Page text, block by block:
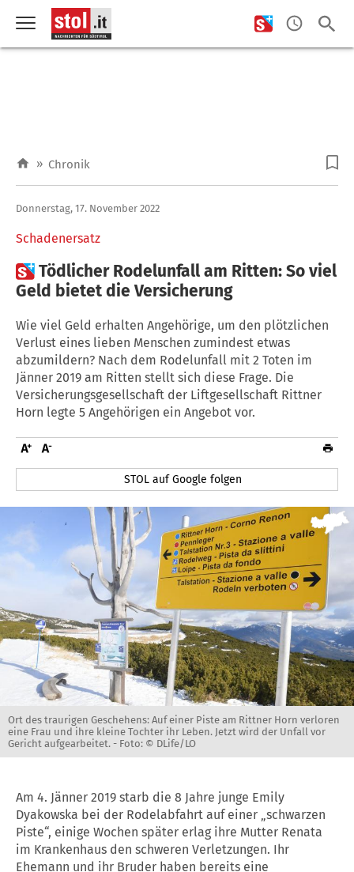
» Chronik
Schadenersatz
Donnerstag, 17. November 2022
Tödlicher Rodelunfall am Ritten: So viel
Geld bietet die Versicherung
Wie viel Geld erhalten Angehörige, um den plötzlichen
Verlust eines lieben Menschen zumindest etwas
abzumildern? Nach dem Rodelunfall mit 2 Toten im
Jänner 2019 am Ritten stellt sich diese Frage. Die
Versicherungsgesellschaft der Liftgesellschaft Rittner
Horn legte 5 Angehörigen ein Angebot vor.
STOL auf Google folgen
Ort des traurigen Geschehens: Auf einer Piste am Rittner Horn verloren
eine Frau und ihre kleine Tochter ihr Leben. Jetzt wird der Unfall vor
Gericht aufgearbeitet. - Foto: © DLife/LO
Am 4. Jänner 2019 starb die 8 Jahre junge Emily
Dyakowska bei der Rodelabfahrt auf einer „schwarzen
Piste“, einige Wochen später erlag ihre Mutter Renata
im Krankenhaus den schweren Verletzungen. Ihr
Ehemann und ihr Bruder haben bereits eine